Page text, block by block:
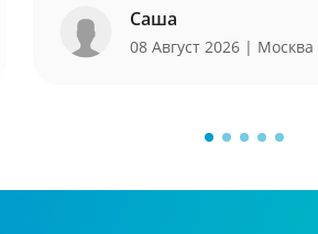
Саша
08 Август 2026 | Москва